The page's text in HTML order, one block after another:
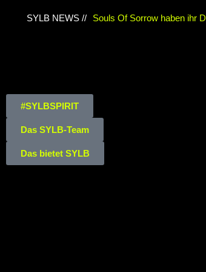
SYLB NEWS // Souls Of Sorrow haben ihr
TerrortwinZ EP-
Meiderich, Duisburg
Of Independence“
ROTTSTR5-THEATER,
#SYLBSPIRIT
Das SYLB-Team
Das bietet SYLB